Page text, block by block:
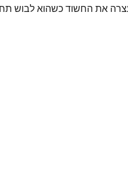
את החשוד כשהוא לבוש